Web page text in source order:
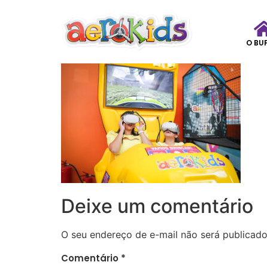
O
Deixe um comentário
O seu endereço de e-mail não será
Comentário *